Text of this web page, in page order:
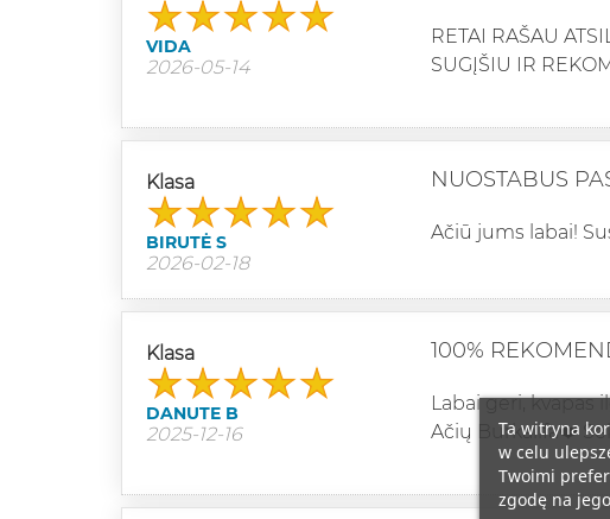
VIDA
2026-05-14
RETAI RAŠAU
SUGĮŠIU IR
Klasa
BIRUTĖ S
2026-02-18
NUOSTABUS
Ačiū jums labai!
Klasa
DANUTE B
2025-12-16
100%
Labai geri, kvapas
Ačių Burkalifa❤️
Ta witryna
w celu
Twoimi
zgodę na